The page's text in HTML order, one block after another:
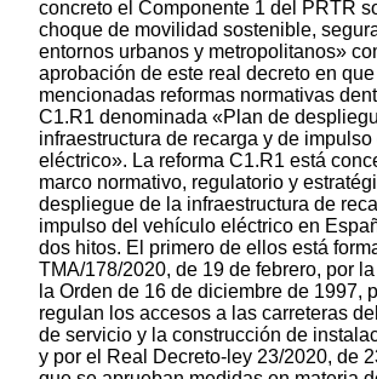
concreto el Componente 1 del PRTR
choque de movilidad sostenible,
entornos urbanos y metropolitanos»
aprobación de este real decreto en
mencionadas reformas normativas
C1.R1 denominada «Plan de
infraestructura de recarga y de
eléctrico». La reforma C1.R1 está
marco normativo, regulatorio y
despliegue de la infraestructura de
impulso del vehículo eléctrico en
dos hitos. El primero de ellos está
TMA/178/2020, de 19 de febrero, por
la Orden de 16 de diciembre de 1997,
regulan los accesos a las carreteras
de servicio y la construcción de
y por el Real Decreto-ley 23/2020, de